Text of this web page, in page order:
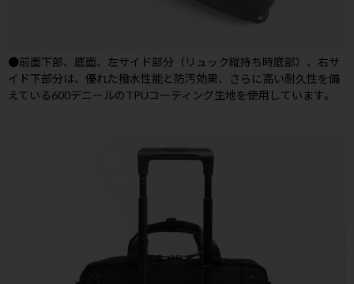
●前面下部、底面、左サイド部分（リュック縦持ち時底部）、右サ
イド下部分は、優れた撥水性能と防汚効果、さらに高い耐久性を備
えている600デニールのTPUコーティング生地を使用しています。